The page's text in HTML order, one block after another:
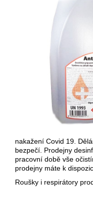
nakažení Covid 19.
bezpečí. Prodejny
pracovní době vše
prodejny máte k
Roušky i respirátory